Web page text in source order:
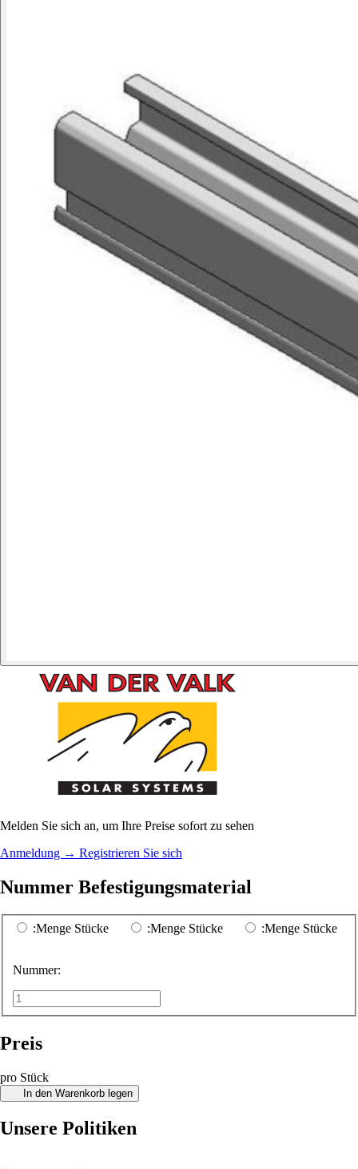
Melden Sie sich an, um Ihre Preise sofort zu sehen
Anmeldung → Registrieren Sie sich
Nummer Befestigungsmaterial
:Menge Stücke :Menge Stücke :Menge Stücke
Nummer:
Preis
pro Stück
In den Warenkorb legen
Unsere Politiken